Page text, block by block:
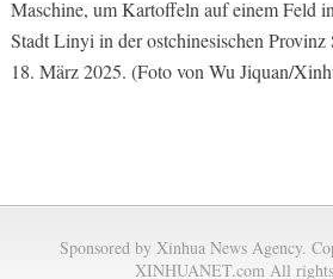
Maschine, um Kartoffeln auf einem Feld
Stadt Linyi in der ostchinesischen Provinz
18. März 2025. (Foto von Wu Jiquan/
Sponsored by Xinhua News Agency.
XINHUANET.com All rights